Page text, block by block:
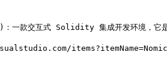
式 Solidity 集成开发环境，它是编